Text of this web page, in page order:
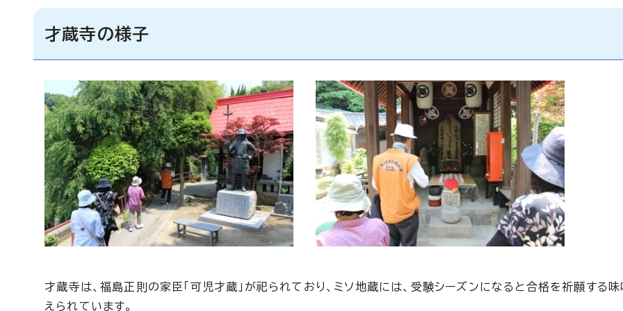
才蔵寺の様子
才蔵寺は、福島正則の家臣「可児才蔵」が祀られており、ミソ地蔵には、受験シーズンになると合格を祈願する
えられています。